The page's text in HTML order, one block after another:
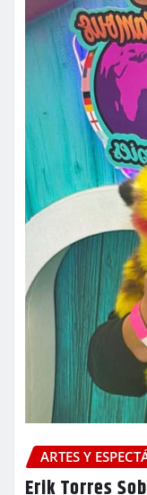
ARTES Y
Erik Torres